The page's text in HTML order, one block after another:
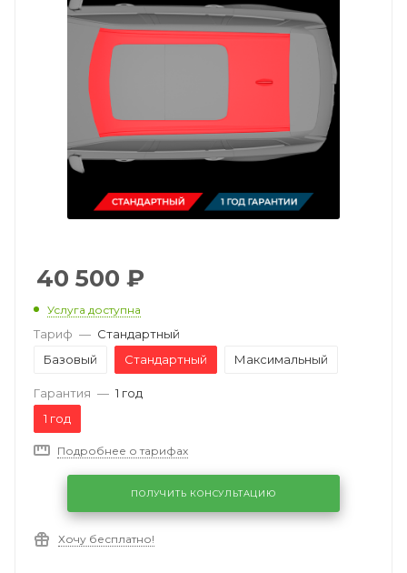
40 500 ₽
Услуга доступна
Тариф — Стандартный
Базовый
Стандартный Максимальный
Гарантия — 1 год
1 год
Подробнее о тарифах
ПОЛУЧИТЬ КОНСУЛЬТАЦИЮ
Хочу бесплатно!